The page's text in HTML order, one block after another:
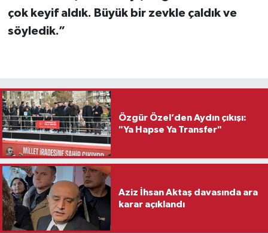
çok keyif aldık. Büyük bir zevkle çaldık ve
söyledik.”
Özgür Özel’den Aydın çıkışı:
"Ya Hapse Ya Transfer"
Aziz İhsan Aktaş davasında ara
karar açıklandı